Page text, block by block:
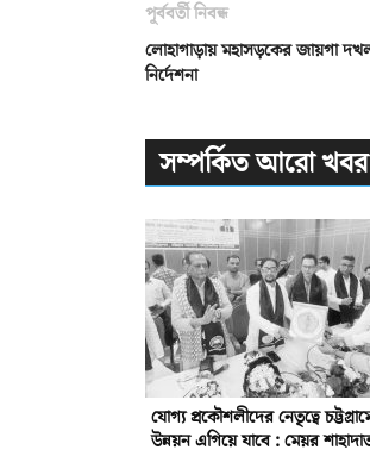
পূর্ববর্তী নিবন্ধ
লোহাগাড়ায় মহাসড়কের জায়গা
নির্দেশনা
সম্পর্কিত আরো খবর
যোগ্য প্রকৌশলীদের নেতৃত্বে
উন্নয়ন এগিয়ে যাবে : মেয়র